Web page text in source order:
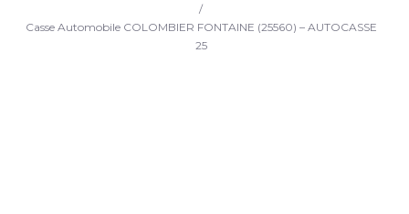
/
Casse Automobile COLOMBIER FONTAINE (25560) – AUTOCASSE
25